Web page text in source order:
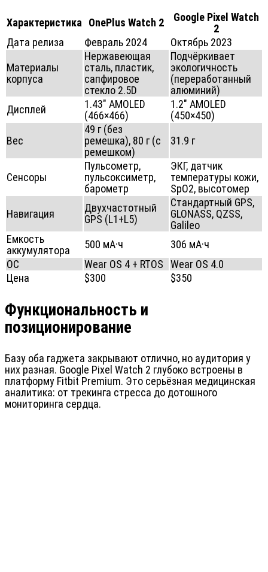
Характеристика OnePlus Watch 2
Google Pixel Watch
2
Дата релиза
Февраль 2024
Октябрь 2023
Материалы
корпуса
Нержавеющая
сталь, пластик,
сапфировое
стекло 2.5D
Подчёркивает
экологичность
(переработанный
алюминий)
Дисплей
1.43″ AMOLED
(466×466)
1.2″ AMOLED
(450×450)
Вес
49 г (без
ремешка), 80 г (с
ремешком)
31.9 г
Сенсоры
Пульсометр,
пульсоксиметр,
барометр
ЭКГ, датчик
температуры кожи,
SpO2, высотомер
Навигация
Двухчастотный
GPS (L1+L5)
Стандартный GPS,
GLONASS, QZSS,
Galileo
Емкость
аккумулятора
500 мА·ч
306 мА·ч
ОС
Wear OS 4 + RTOS
Wear OS 4.0
Цена
$300 $350
Функциональность и
позиционирование
Базу оба гаджета закрывают отлично, но аудитория у
них разная. Google Pixel Watch 2 глубоко встроены в
платформу Fitbit Premium. Это серьёзная медицинская
аналитика: от трекинга стресса до дотошного
мониторинга сердца.